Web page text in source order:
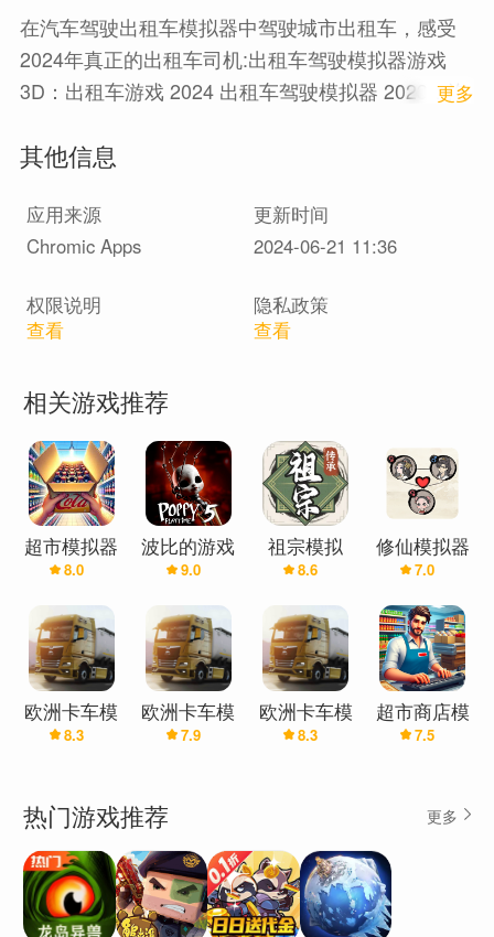
在汽车驾驶出租车模拟器中驾驶城市出租车，感受
2024年真正的出租车司机:出租车驾驶模拟器游戏
3D：出租车游戏 2024 出租车驾驶模拟器 2023：汽
出租车模拟器。 想在城市和越野环境中驾驶出租车
载乘客。 在城市道路上小心驾驶城市出租车。 驾驶
出租车时避免撞到其他车辆。 出租车游戏提供城市
别。 城市出租车驾驶：出租车模拟器游戏 从出租车
服务站搭乘出租车，然后驾驶出租车前往加油站。
客并将他们送到咖啡店。 小心城市，城市犯罪日益
增加。 强盗会劫持您的出租车。 保持冷静，按照说
明进行操作，并将其放在出租车驾驶模拟器游戏中
的目的地。 完成每个级别即可获得奖励。 越野出租
车游戏 2023：出租车驾驶模拟器 越野模式有两个季
节变化； 冬天和夏天。 要探索更多内容，请下载汽
车驾驶出租车模拟器。 当乘客坐在黄色驾驶室模拟
器中时，您的驾驶模拟器汽车游戏时间就会开始，
您应该在时间之前在山上更安全、更快地驾驶。 有
了这个最好的出租车瓦利游戏，您可以在越野出租
车驾驶游戏中享受出租车交通客运。 出租车驾驶模
像城市出租车司机一样遵守所有交通规则。 通过展
示您的出租车驾驶模拟器技能，感受免费出租车驾
驶游戏和出租车模拟器游戏中的出租车模拟器的快
感。 这个免费的出租车游戏有一个现代的交通灯系
1 更多
其他信息
应用来源
更新时间
Chromic Apps
2024-06-21 11:36
权限说明
查看
隐私政策
查看
相关游戏推荐
超市模拟器
汉化版(辅
助菜单)
8.0
波比的游戏
时间·第五
章
9.0
祖宗模拟
器：传承
8.6
修仙模拟器
7.0
欧洲卡车模
拟器3(辅助
8.3
欧洲卡车模
拟器3魔改
7.9
欧洲卡车模
拟器3(内置
8.3
超市商店模
拟器
7.5
热门游戏推荐 更多